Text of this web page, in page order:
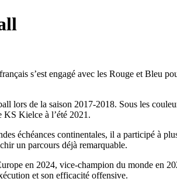
s’est engagé avec les Rouge et Bleu
lors de la saison 2017-2018. Sous les
KS Kielce à l’été 2021.
échéances continentales, il a participé à
un parcours déjà remarquable.
en 2024, vice-champion du monde en
et son efficacité offensive.